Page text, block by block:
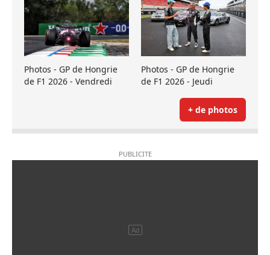
Photos - GP de Hongrie
de F1 2026 - Vendredi
Photos - GP de Hongrie
de F1 2026 - Jeudi
+ de photos